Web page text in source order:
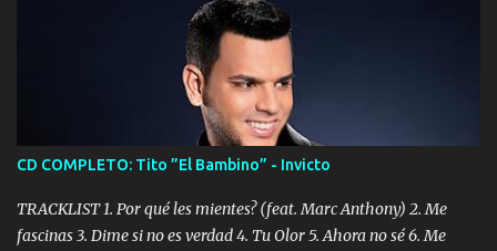
CD COMPLETO: Tito ”El Bambino” - Invicto
TRACKLIST 1. Por qué les mientes? (feat. Marc Anthony) 2. Me
fascinas 3. Dime si no es verdad 4. Tu Olor 5. Ahora no sé 6. Me